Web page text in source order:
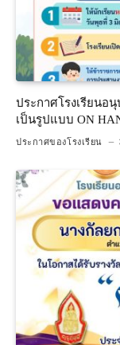
ประกาศโรงเรียนอ
เป็นรูปแบบ ON
ประกาศของโรงเรียน